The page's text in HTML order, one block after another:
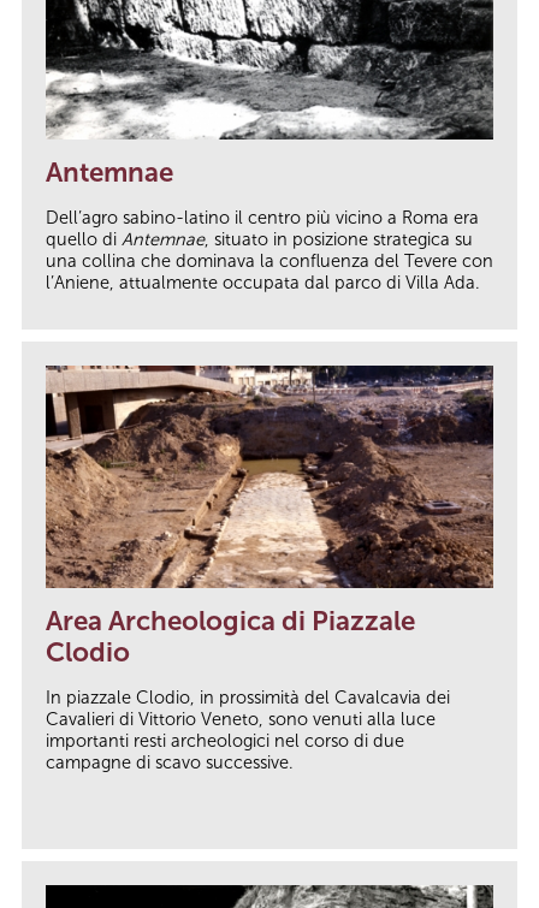
Antemnae
Dell’agro sabino-latino il centro più vicino a Roma era
quello di Antemnae, situato in posizione strategica su
una collina che dominava la confluenza del Tevere con
l’Aniene, attualmente occupata dal parco di Villa Ada.
Area Archeologica di Piazzale
Clodio
In piazzale Clodio, in prossimità del Cavalcavia dei
Cavalieri di Vittorio Veneto, sono venuti alla luce
importanti resti archeologici nel corso di due
campagne di scavo successive.